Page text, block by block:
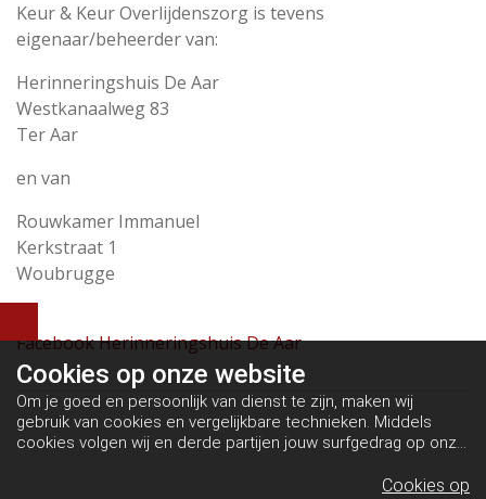
Keur & Keur Overlijdenszorg is tevens
eigenaar/beheerder van:
Herinneringshuis De Aar
Westkanaalweg 83
Ter Aar
en van
Rouwkamer Immanuel
Kerkstraat 1
Woubrugge
Facebook Herinneringshuis De Aar
Cookies op onze website
Om je goed en persoonlijk van dienst te zijn, maken wij
gebruik van cookies en vergelijkbare technieken. Middels
cookies volgen wij en derde partijen jouw surfgedrag op onze
en dit maakt het voor jou mogelijk om informatie te delen via
Cookies op